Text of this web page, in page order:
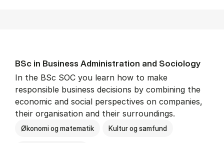
BSc in Busi­ness Ad­min­is­tra­tion and So­ci­ology
In the BSc SOC you learn how to make
responsible business decisions by combining the
economic and social perspectives on companies,
their organisation and their surroundings.
Økonomi og matematik Kultur og samfund